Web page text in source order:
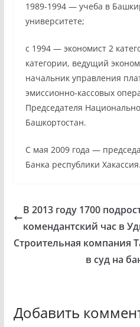
1989-1994 — учеба в
университете;
с 1994 — экономист 2
категории, ведущий
начальник управления
эмиссионно-кассовых
Председателя
Башкортостан.
С мая 2009 года —
Банка республики Хакассия.
В 2013 году 1700
комендантский час в
Строительная компания
в суд на
Добавить